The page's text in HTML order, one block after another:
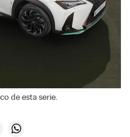
de esta serie.